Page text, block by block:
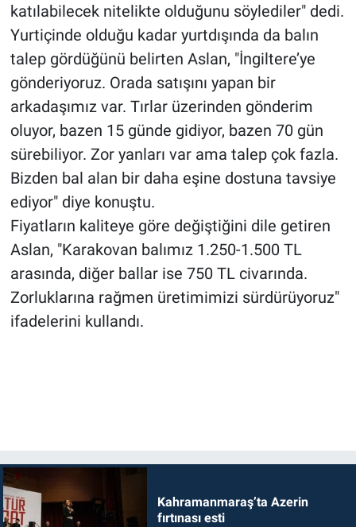
katılabilecek nitelikte olduğunu söylediler" dedi.
Yurtiçinde olduğu kadar yurtdışında da balın
talep gördüğünü belirten Aslan, "İngiltere’ye
gönderiyoruz. Orada satışını yapan bir
arkadaşımız var. Tırlar üzerinden gönderim
oluyor, bazen 15 günde gidiyor, bazen 70 gün
sürebiliyor. Zor yanları var ama talep çok fazla.
Bizden bal alan bir daha eşine dostuna tavsiye
ediyor" diye konuştu.
Fiyatların kaliteye göre değiştiğini dile getiren
Aslan, "Karakovan balımız 1.250-1.500 TL
arasında, diğer ballar ise 750 TL civarında.
Zorluklarına rağmen üretimimizi sürdürüyoruz"
ifadelerini kullandı.
Kahramanmaraş’ta Azerin
fırtınası esti